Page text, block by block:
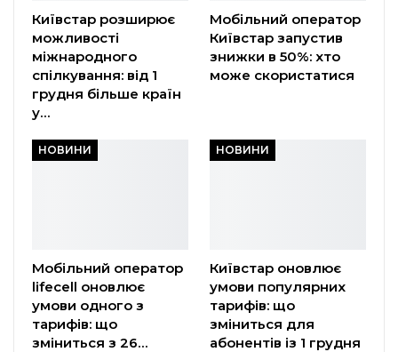
Київстар розширює
можливості
міжнародного
спілкування: від 1
грудня більше країн
у…
Мобільний оператор
Київстар запустив
знижки в 50%: хто
може скористатися
НОВИНИ
Мобільний оператор
lifecell оновлює
умови одного з
тарифів: що
зміниться з 26…
НОВИНИ
Київстар оновлює
умови популярних
тарифів: що
зміниться для
абонентів із 1 грудня